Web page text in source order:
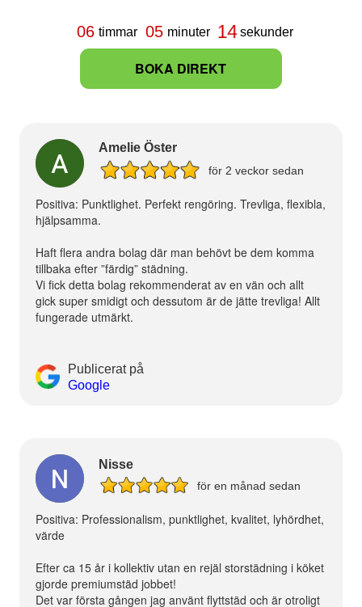
06 timmar 05 minuter 14 sekunder
BOKA DIREKT
Amelie Öster
för 2 veckor sedan
Positiva: Punktlighet. Perfekt rengöring. Trevliga, flexibla,
hjälpsamma.
Haft flera andra bolag där man behövt be dem komma
tillbaka efter ”färdig” städning.
Vi fick detta bolag rekommenderat av en vän och allt
gick super smidigt och dessutom är de jätte trevliga! Allt
fungerade utmärkt.
Publicerat på
Google
Nisse
för en månad sedan
Positiva: Professionalism, punktlighet, kvalitet, lyhördhet,
värde
Efter ca 15 år i kollektiv utan en rejäl storstädning i köket
gjorde premiumstäd jobbet!
Det var första gången jag använt flyttstäd och är otroligt